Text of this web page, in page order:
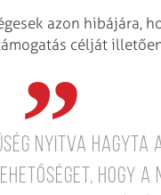
azon hibájára,
célját
nyitva hagyta
hogy a